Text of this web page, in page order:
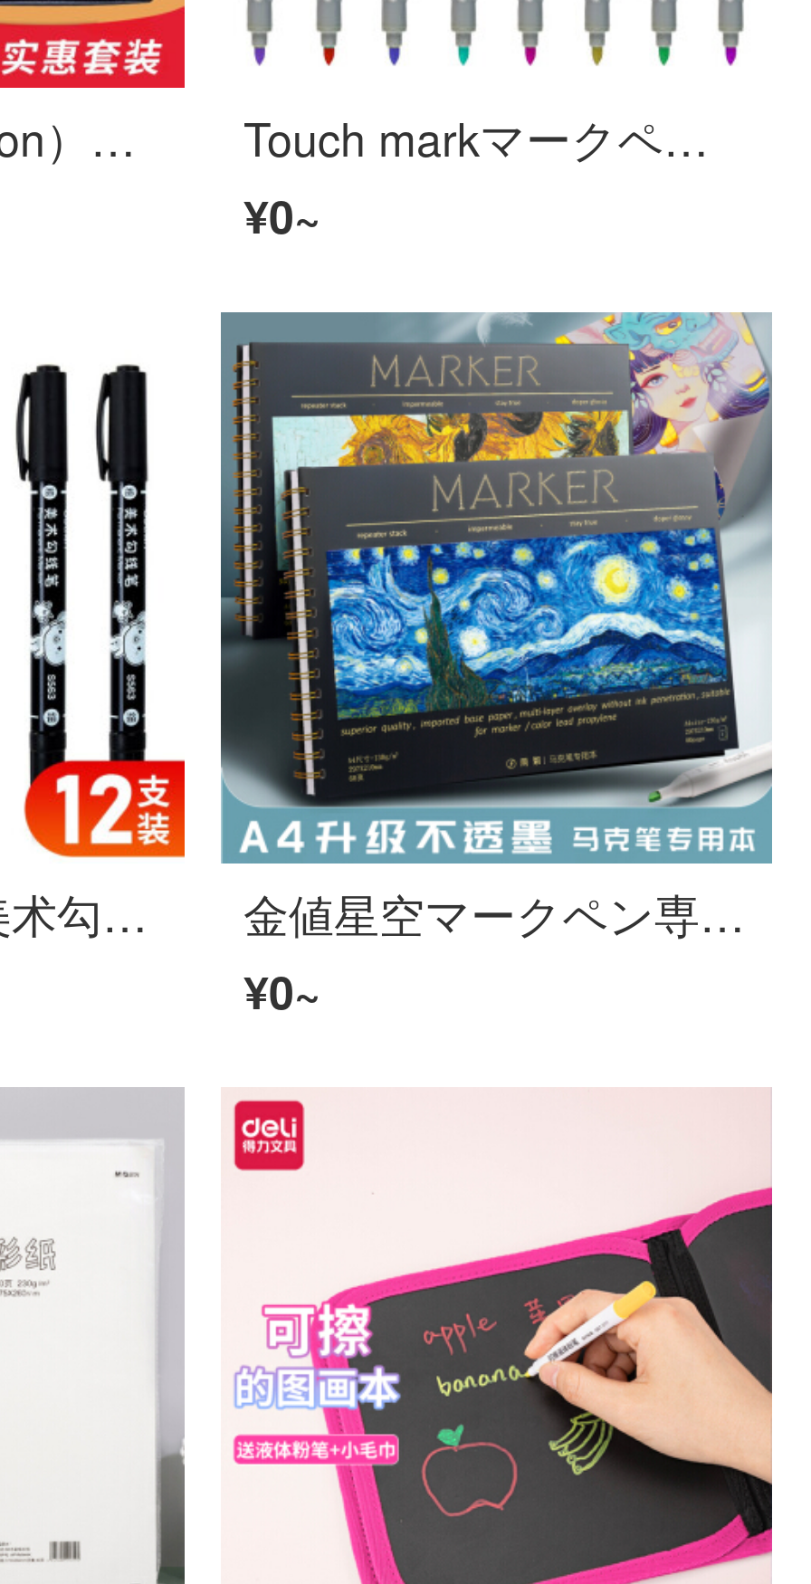
中盛画材（Transon）【スケッチ初心者】30点スケッチセットスケッチラックスケッチツール絵具鉛筆4 k 8 kスケッチ用紙スケッチ30点セット Touch markマークペン油性ペン単本自選黒120アニメ・漫画・絵画・ペン水彩ペン学生補色手描きデザイン用双頭ブラシ単片散布T 3黒棒(168色オプション備考色番号)
¥0~
得力(deli)S 563美术勾线笔描线绘画勾线笔双头学生儿童绘画美术勾线笔描辺笔12本/箱 金値星空マークペン専用絵本a 4ハードシェルコイル60ページ130 G専用紙漫画専門スケッチスケッチ絵本落書き絵本ノート
¥0~